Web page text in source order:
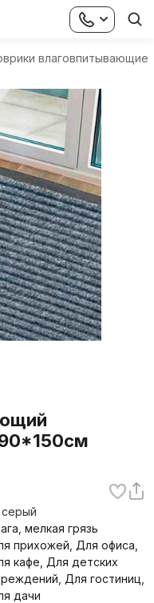
влаговпитывающие
серый
мелкая грязь
прихожей, Для офиса,
кафе, Для детских
Для гостиниц,
дачи